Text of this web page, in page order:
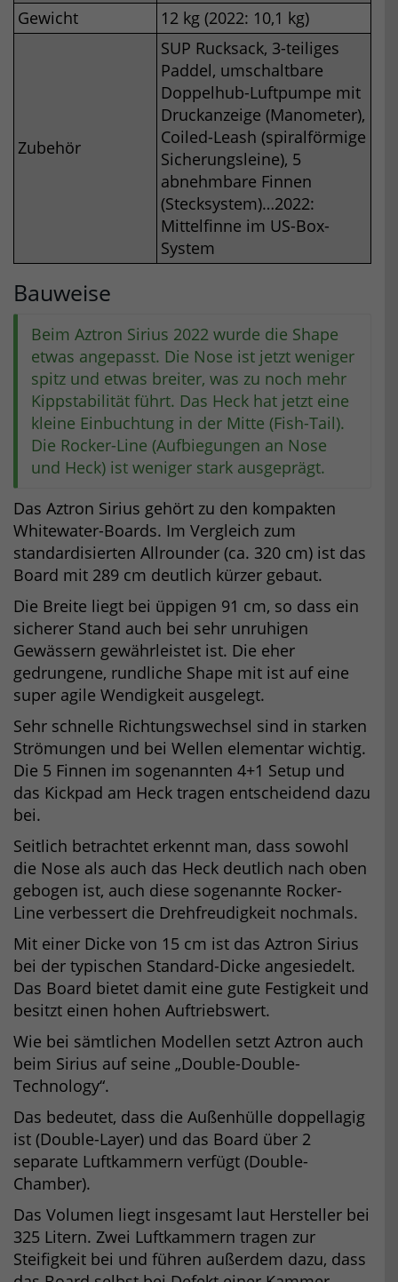
Gewicht
12 kg (2022: 10,1 kg)
Zubehör
SUP Rucksack, 3-teiliges
Paddel, umschaltbare
Doppelhub-Luftpumpe mit
Druckanzeige (Manometer),
Coiled-Leash (spiralförmige
Sicherungsleine), 5
abnehmbare Finnen
(Stecksystem)…2022:
Mittelfinne im US-Box-
System
Bauweise
Beim Aztron Sirius 2022 wurde die Shape
etwas angepasst. Die Nose ist jetzt weniger
spitz und etwas breiter, was zu noch mehr
Kippstabilität führt. Das Heck hat jetzt eine
kleine Einbuchtung in der Mitte (Fish-Tail).
Die Rocker-Line (Aufbiegungen an Nose
und Heck) ist weniger stark ausgeprägt.
Das Aztron Sirius gehört zu den kompakten
Whitewater-Boards. Im Vergleich zum
standardisierten Allrounder (ca. 320 cm) ist das
Board mit 289 cm deutlich kürzer gebaut.
Die Breite liegt bei üppigen 91 cm, so dass ein
sicherer Stand auch bei sehr unruhigen
Gewässern gewährleistet ist. Die eher
gedrungene, rundliche Shape mit ist auf eine
super agile Wendigkeit ausgelegt.
Sehr schnelle Richtungswechsel sind in starken
Strömungen und bei Wellen elementar wichtig.
Die 5 Finnen im sogenannten 4+1 Setup und
das Kickpad am Heck tragen entscheidend dazu
bei.
Seitlich betrachtet erkennt man, dass sowohl
die Nose als auch das Heck deutlich nach oben
gebogen ist, auch diese sogenannte Rocker-
Line verbessert die Drehfreudigkeit nochmals.
Mit einer Dicke von 15 cm ist das Aztron Sirius
bei der typischen Standard-Dicke angesiedelt.
Das Board bietet damit eine gute Festigkeit und
besitzt einen hohen Auftriebswert.
Wie bei sämtlichen Modellen setzt Aztron auch
beim Sirius auf seine „Double-Double-
Technology“.
Das bedeutet, dass die Außenhülle doppellagig
ist (Double-Layer) und das Board über 2
separate Luftkammern verfügt (Double-
Chamber).
Das Volumen liegt insgesamt laut Hersteller bei
325 Litern. Zwei Luftkammern tragen zur
Steifigkeit bei und führen außerdem dazu, dass